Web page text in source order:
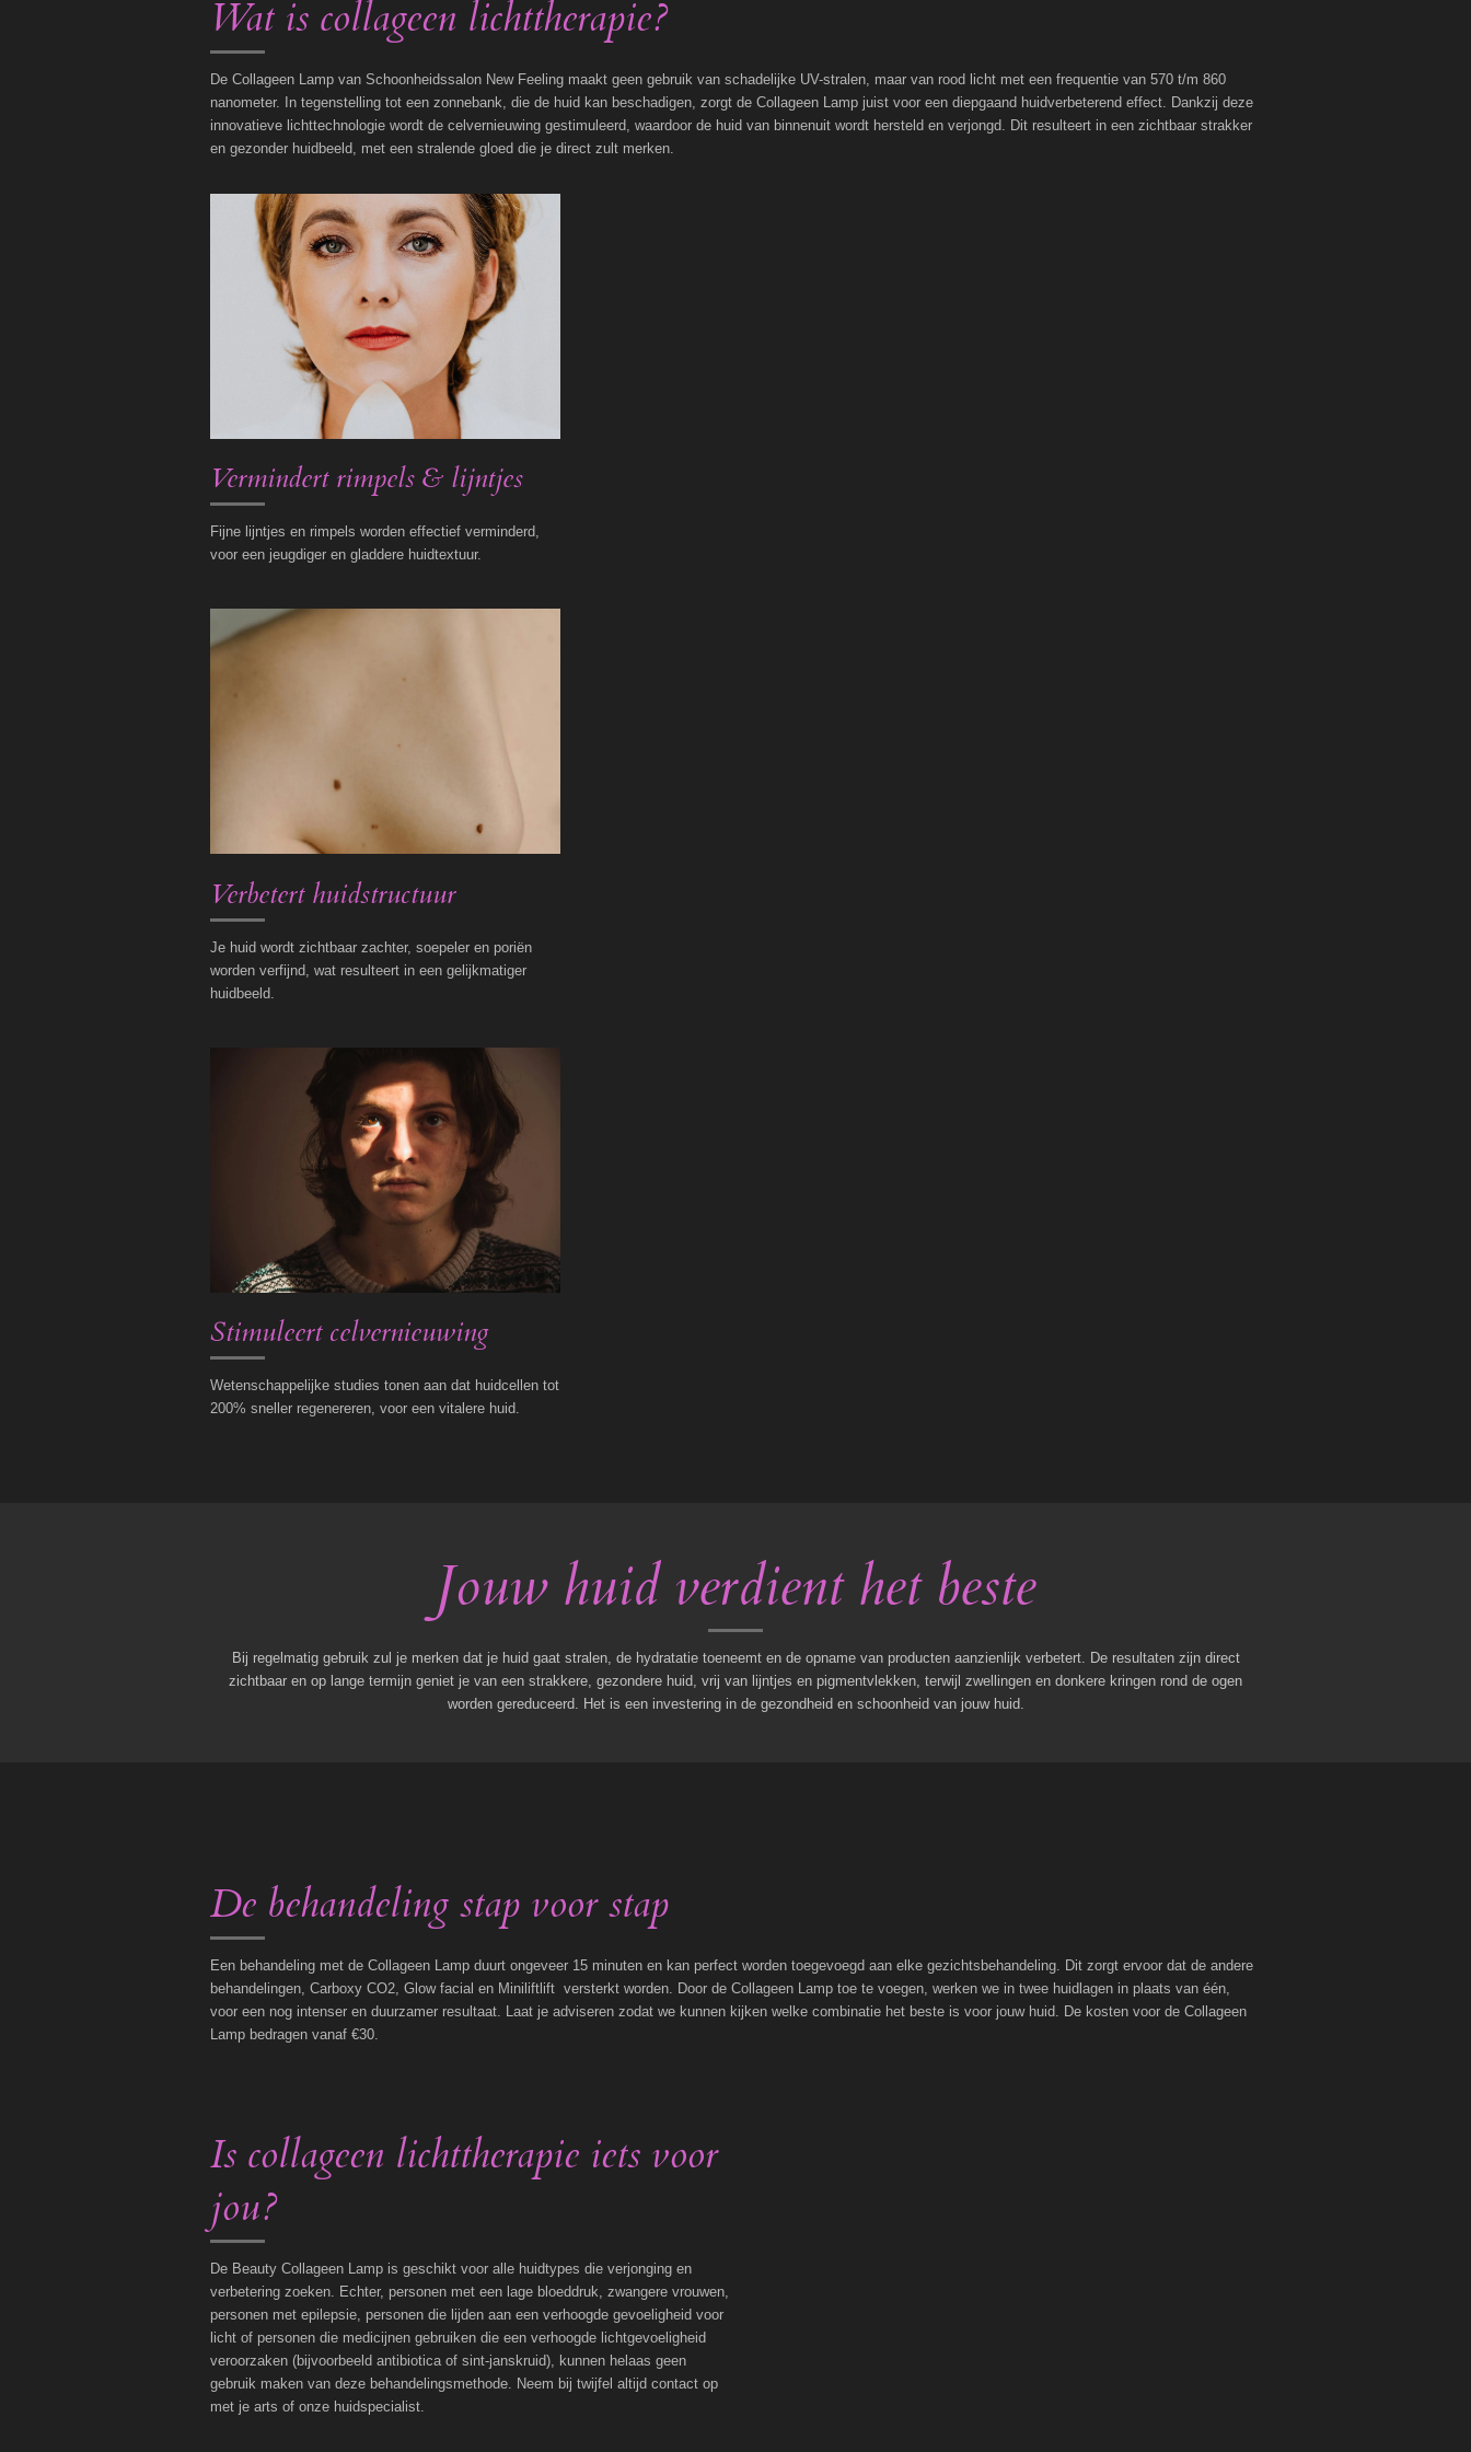
Wat is collageen lichttherapie?
De Collageen Lamp van Schoonheidssalon New Feeling maakt geen gebruik van schadelijke UV-stralen, maar van rood licht met een frequentie van 570 t/m 860
nanometer. In tegenstelling tot een zonnebank, die de huid kan beschadigen, zorgt de Collageen Lamp juist voor een diepgaand huidverbeterend effect. Dankzij deze
innovatieve lichttechnologie wordt de celvernieuwing gestimuleerd, waardoor de huid van binnenuit wordt hersteld en verjongd. Dit resulteert in een zichtbaar strakker
en gezonder huidbeeld, met een stralende gloed die je direct zult merken.
Vermindert rimpels & lijntjes
Fijne lijntjes en rimpels worden effectief verminderd,
voor een jeugdiger en gladdere huidtextuur.
Verbetert huidstructuur
Je huid wordt zichtbaar zachter, soepeler en poriën
worden verfijnd, wat resulteert in een gelijkmatiger
huidbeeld.
Stimuleert celvernieuwing
Wetenschappelijke studies tonen aan dat huidcellen tot
200% sneller regenereren, voor een vitalere huid.
Jouw huid verdient het beste
Bij regelmatig gebruik zul je merken dat je huid gaat stralen, de hydratatie toeneemt en de opname van producten aanzienlijk verbetert. De resultaten zijn direct
zichtbaar en op lange termijn geniet je van een strakkere, gezondere huid, vrij van lijntjes en pigmentvlekken, terwijl zwellingen en donkere kringen rond de ogen
worden gereduceerd. Het is een investering in de gezondheid en schoonheid van jouw huid.
De behandeling stap voor stap
Een behandeling met de Collageen Lamp duurt ongeveer 15 minuten en kan perfect worden toegevoegd aan elke gezichtsbehandeling. Dit zorgt ervoor dat de andere
behandelingen, Carboxy CO2, Glow facial en Miniliftlift versterkt worden. Door de Collageen Lamp toe te voegen, werken we in twee huidlagen in plaats van één,
voor een nog intenser en duurzamer resultaat. Laat je adviseren zodat we kunnen kijken welke combinatie het beste is voor jouw huid. De kosten voor de Collageen
Lamp bedragen vanaf €30.
Is collageen lichttherapie iets voor
jou?
De Beauty Collageen Lamp is geschikt voor alle huidtypes die verjonging en
verbetering zoeken. Echter, personen met een lage bloeddruk, zwangere vrouwen,
personen met epilepsie, personen die lijden aan een verhoogde gevoeligheid voor
licht of personen die medicijnen gebruiken die een verhoogde lichtgevoeligheid
veroorzaken (bijvoorbeeld antibiotica of sint-janskruid), kunnen helaas geen
gebruik maken van deze behandelingsmethode. Neem bij twijfel altijd contact op
met je arts of onze huidspecialist.